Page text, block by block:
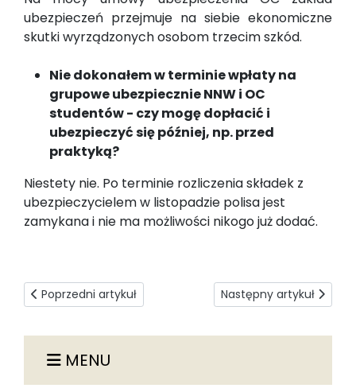
MENU
ubezpieczeń przejmuje na siebie ekonomiczne
skutki wyrządzonych osobom trzecim szkód.
Nie dokonałem w terminie wpłaty na
grupowe ubezpiecznie NNW i OC
studentów - czy mogę dopłacić i
ubezpieczyć się później, np. przed
praktyką?
Niestety nie. Po terminie rozliczenia składek z
ubezpieczycielem w listopadzie polisa jest
zamykana i nie ma możliwości nikogo już dodać.
Poprzedni artykuł: Ubezpieczenie zdrowotne NFZ
Poprzedni artykuł Następny artykuł:
Następny artykuł